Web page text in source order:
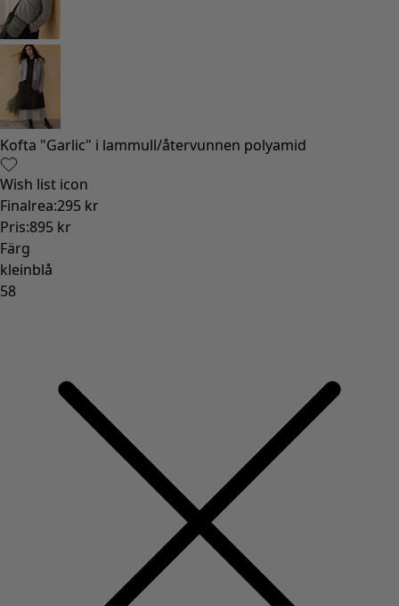
Inredning
Nyheter
All inredning
Gardiner
Kuddar & kuddfodral
Mattor
Frotté
Böcker
Tidigare favoriter
Rum
Klassisk och allmoge inredning